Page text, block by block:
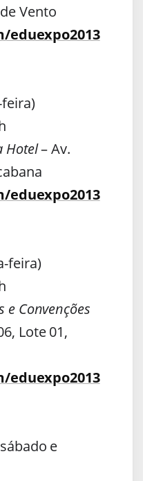
Vento
eduexpo2013
Hotel– Av.
eduexpo2013
feira)
e Convenções
Lote 01,
eduexpo2013
e